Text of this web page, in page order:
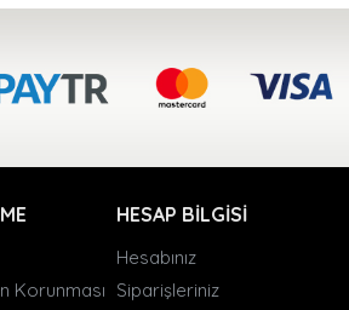
Korunması
HESAP BILGISI
Hesabınız
Siparişleriniz